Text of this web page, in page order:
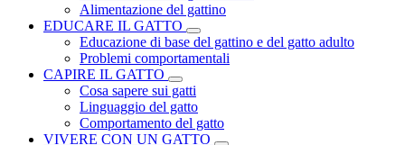
Alimentazione del gattino
EDUCARE IL GATTO
Educazione di base del gattino e del gatto adulto
Problemi comportamentali
CAPIRE IL GATTO
Cosa sapere sui gatti
Linguaggio del gatto
Comportamento del gatto
VIVERE CON UN GATTO